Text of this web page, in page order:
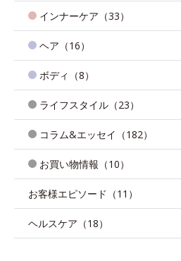
インナーケア（33）
ヘア（16）
ボディ（8）
ライフスタイル（23）
コラム&エッセイ（182）
お買い物情報（10）
お客様エピソード（11）
ヘルスケア（18）